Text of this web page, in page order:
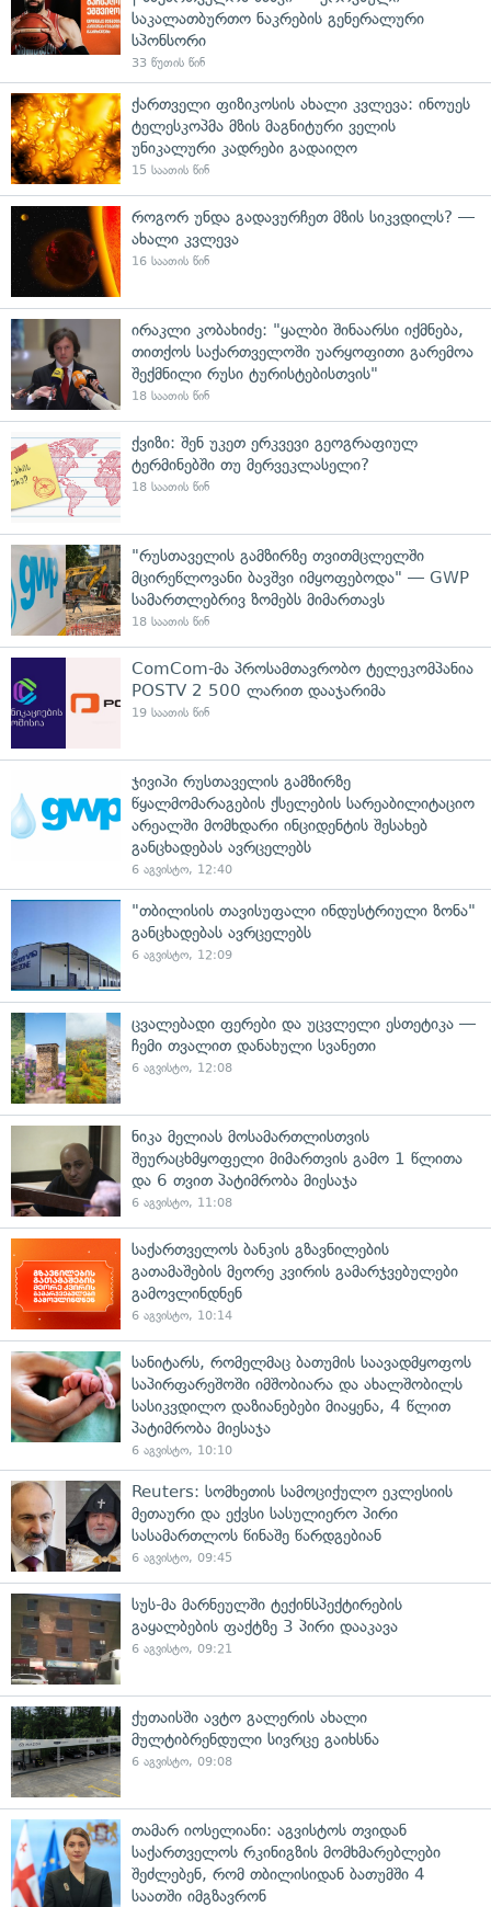
საკალათბურთო ნაკრების გენერალური
სპონსორი
33 წუთის წინ
ქართველი ფიზიკოსის ახალი კვლევა: ინოუეს
ტელესკოპმა მზის მაგნიტური ველის
უნიკალური კადრები გადაიღო
15 საათის წინ
როგორ უნდა გადავურჩეთ მზის სიკვდილს? —
ახალი კვლევა
16 საათის წინ
ირაკლი კობახიძე: "ყალბი შინაარსი იქმნება,
თითქოს საქართველოში უარყოფითი გარემოა
შექმნილი რუსი ტურისტებისთვის"
18 საათის წინ
ქვიზი: შენ უკეთ ერკვევი გეოგრაფიულ
ტერმინებში თუ მერვეკლასელი?
18 საათის წინ
"რუსთაველის გამზირზე თვითმცლელში
მცირეწლოვანი ბავშვი იმყოფებოდა" — GWP
სამართლებრივ ზომებს მიმართავს
18 საათის წინ
ComCom-მა პროსამთავრობო ტელეკომპანია
POSTV 2 500 ლარით დააჯარიმა
19 საათის წინ
ჯივიპი რუსთაველის გამზირზე
წყალმომარაგების ქსელების სარეაბილიტაციო
არეალში მომხდარი ინციდენტის შესახებ
განცხადებას ავრცელებს
6 აგვისტო, 12:40
"თბილისის თავისუფალი ინდუსტრიული ზონა"
განცხადებას ავრცელებს
6 აგვისტო, 12:09
ცვალებადი ფერები და უცვლელი ესთეტიკა —
ჩემი თვალით დანახული სვანეთი
6 აგვისტო, 12:08
ნიკა მელიას მოსამართლისთვის
შეურაცხმყოფელი მიმართვის გამო 1 წლითა
და 6 თვით პატიმრობა მიესაჯა
6 აგვისტო, 11:08
საქართველოს ბანკის გზავნილების
გათამაშების მეორე კვირის გამარჯვებულები
გამოვლინდნენ
6 აგვისტო, 10:14
სანიტარს, რომელმაც ბათუმის საავადმყოფოს
საპირფარეშოში იმშობიარა და ახალშობილს
სასიკვდილო დაზიანებები მიაყენა, 4 წლით
პატიმრობა მიესაჯა
6 აგვისტო, 10:10
Reuters: სომხეთის სამოციქულო ეკლესიის
მეთაური და ექვსი სასულიერო პირი
სასამართლოს წინაშე წარდგებიან
6 აგვისტო, 09:45
სუს-მა მარნეულში ტექინსპექტირების
გაყალბების ფაქტზე 3 პირი დააკავა
6 აგვისტო, 09:21
ქუთაისში ავტო გალერის ახალი
მულტიბრენდული სივრცე გაიხსნა
6 აგვისტო, 09:08
თამარ იოსელიანი: აგვისტოს თვიდან
საქართველოს რკინიგზის მომხმარებლები
შეძლებენ, რომ თბილისიდან ბათუმში 4
საათში იმგზავრონ